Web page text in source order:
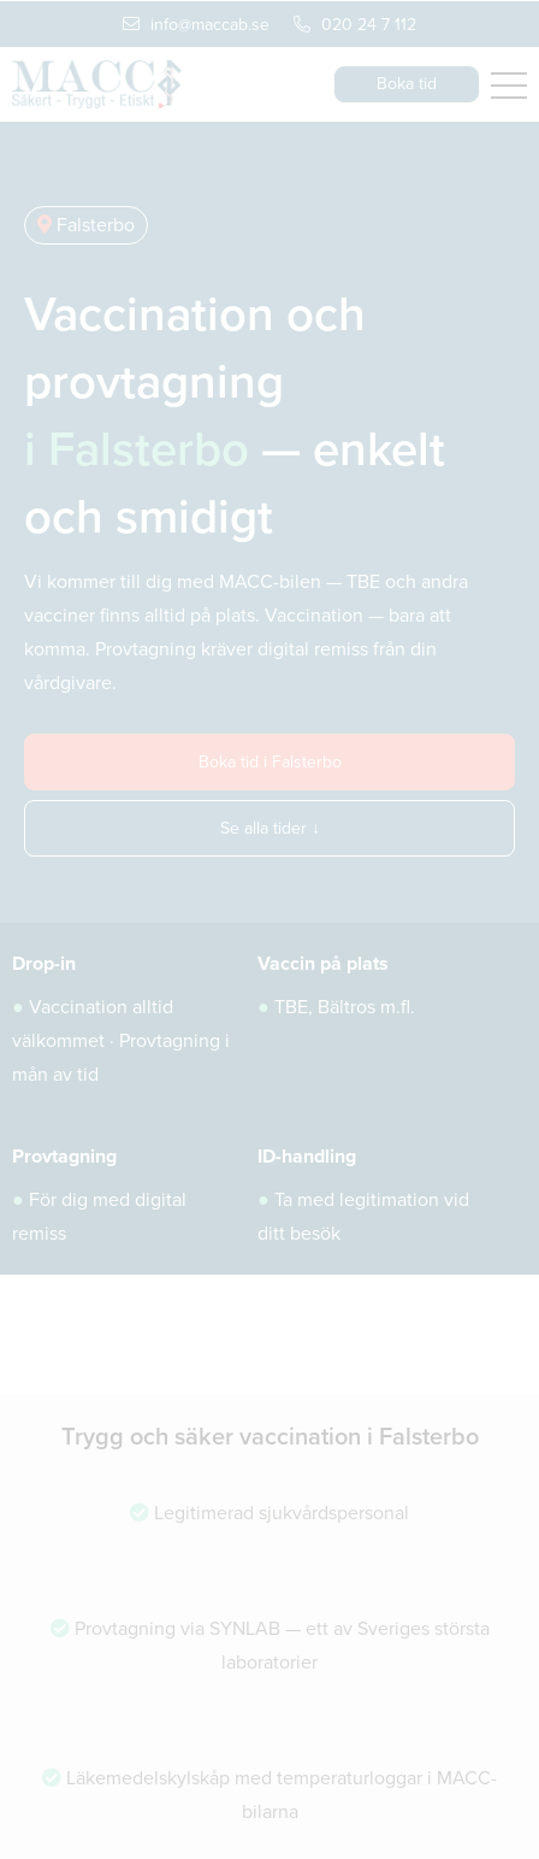
info@maccab.se 020 24 7 112
Boka tid
Falsterbo
Vaccination och
provtagning
— enkelt
och smidigt
Vi kommer till dig med MACC-bilen — TBE och andra
vacciner finns alltid på plats. Vaccination — bara att
komma. Provtagning kräver digital remiss från din
vårdgivare.
Boka tid i Falsterbo
Se alla tider ↓
Drop-in
● Vaccination alltid
välkommet · Provtagning i
mån av tid
Vaccin på plats
● TBE, Bältros m.fl.
Provtagning
● För dig med digital
remiss
ID-handling
● Ta med legitimation vid
ditt besök
Trygg och säker vaccination i Falsterbo
Legitimerad sjukvårdspersonal
Provtagning via SYNLAB — ett av Sveriges största
laboratorier
Läkemedelskylskåp med temperaturloggar i MACC-
bilarna